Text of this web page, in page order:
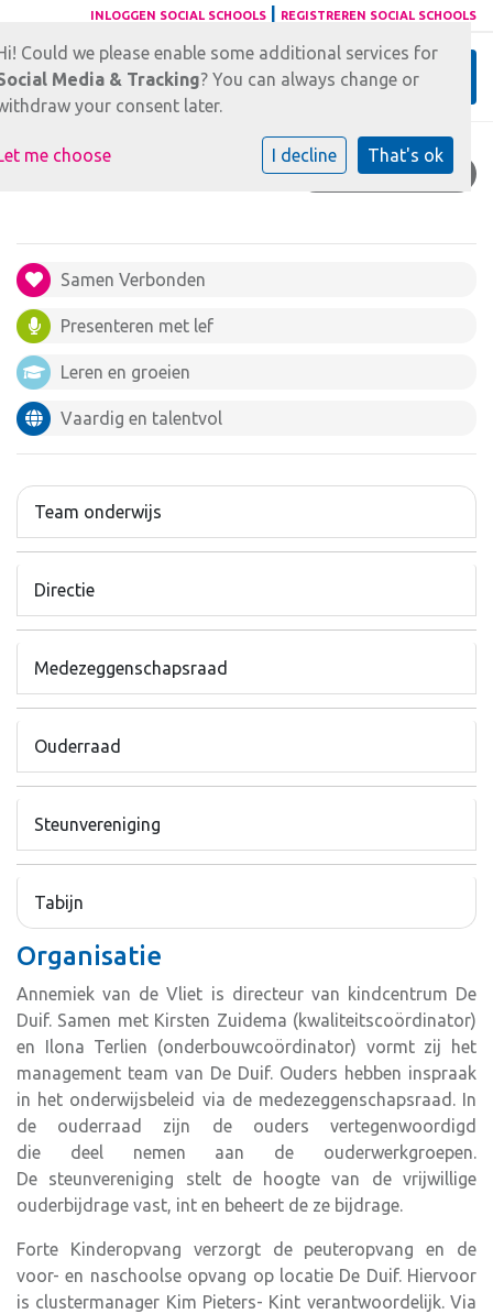
INLOGGEN SOCIAL SCHOOLS REGISTREREN SOCIAL SCHOOLS
ORGANISATIE
Samen Verbonden
Presenteren met lef
Leren en groeien
Vaardig en talentvol
Team onderwijs
Directie
Medezeggenschapsraad
Ouderraad
Steunvereniging
Tabijn
Organisatie
Annemiek van de Vliet is directeur van kindcentrum De
Duif. Samen met Kirsten Zuidema (kwaliteitscoördinator)
en Ilona Terlien (onderbouwcoördinator) vormt zij het
management team van De Duif. Ouders hebben inspraak
in het onderwijsbeleid via de medezeggenschapsraad. In
de ouderraad zijn de ouders vertegenwoordigd
die deel nemen aan de ouderwerkgroepen.
De steunvereniging stelt de hoogte van de vrijwillige
ouderbijdrage vast, int en beheert de ze bijdrage.
Forte Kinderopvang verzorgt de peuteropvang en de
voor- en naschoolse opvang op locatie De Duif. Hiervoor
is clustermanager Kim Pieters- Kint verantwoordelijk. Via
Could we please enable some additional services for
Media & Tracking? You can always change or
your consent later.
me choose I decline That's ok